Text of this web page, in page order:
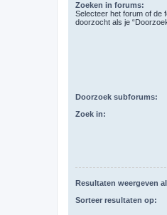
Zoeken in forums:
Selecteer het forum of de
doorzocht als je
Doorzoek subforums:
Zoek in:
Resultaten weergeven
Sorteer resultaten op: